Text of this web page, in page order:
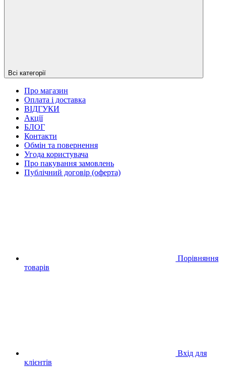
Всі категорії
Про магазин
Оплата і доставка
ВІДГУКИ
Акції
БЛОГ
Контакти
Обмін та повернення
Угода користувача
Про пакування замовлень
Публічний договір (оферта)
Порівняння
товарів
Вхід для
клієнтів